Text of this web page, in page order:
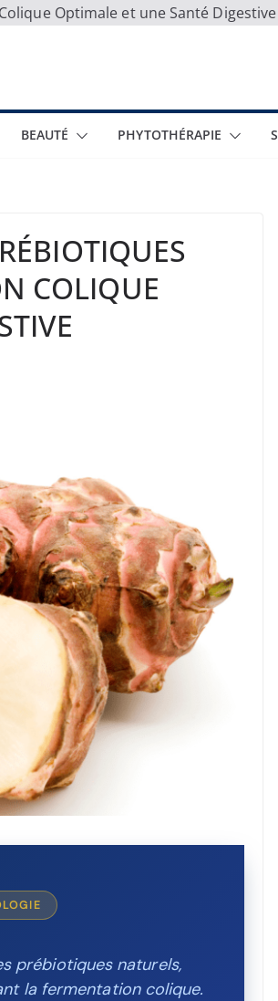
Optimale et une Santé
BEAUTÉ PHYTOTHÉRAPIE
COLIQUE
prébiotiques naturels,
la fermentation colique.